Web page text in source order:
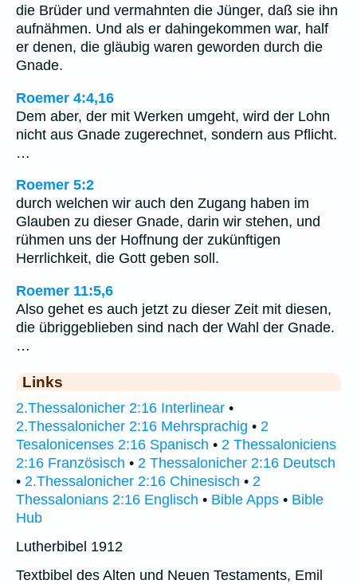
die Brüder und vermahnten die Jünger, daß sie ihn
aufnähmen. Und als er dahingekommen war, half
er denen, die gläubig waren geworden durch die
Gnade.
Roemer 4:4,16
Dem aber, der mit Werken umgeht, wird der Lohn
nicht aus Gnade zugerechnet, sondern aus Pflicht.
…
Roemer 5:2
durch welchen wir auch den Zugang haben im
Glauben zu dieser Gnade, darin wir stehen, und
rühmen uns der Hoffnung der zukünftigen
Herrlichkeit, die Gott geben soll.
Roemer 11:5,6
Also gehet es auch jetzt zu dieser Zeit mit diesen,
die übriggeblieben sind nach der Wahl der Gnade.
…
Links
2.Thessalonicher 2:16 Interlinear •
2.Thessalonicher 2:16 Mehrsprachig • 2
Tesalonicenses 2:16 Spanisch • 2 Thessaloniciens
2:16 Französisch • 2 Thessalonicher 2:16 Deutsch
• 2.Thessalonicher 2:16 Chinesisch • 2
Thessalonians 2:16 Englisch • Bible Apps • Bible
Hub
Lutherbibel 1912
Textbibel des Alten und Neuen Testaments, Emil